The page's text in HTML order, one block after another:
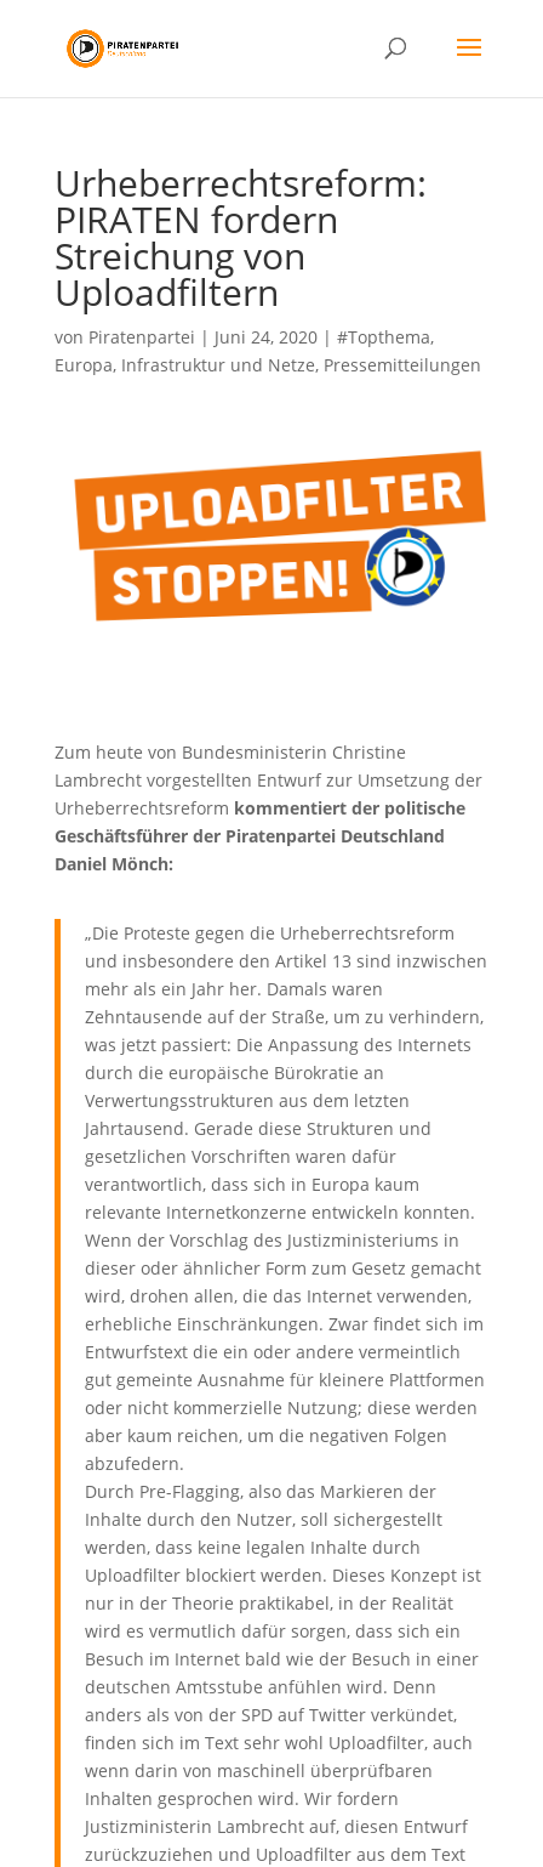
Urheberrechtsreform:
PIRATEN fordern
Streichung von
Uploadfiltern
von Piratenpartei | Juni 24, 2020| #Topthema,
Europa, Infrastruktur und Netze, Pressemitteilungen
Zum heute von Bundesministerin Christine
Lambrecht vorgestellten Entwurf zur Umsetzung der
Urheberrechtsreform kommentiert der politische
Geschäftsführer der Piratenpartei Deutschland
Daniel Mönch:
„Die Proteste gegen die Urheberrechtsreform
und insbesondere den Artikel 13 sind inzwischen
mehr als ein Jahr her. Damals waren
Zehntausende auf der Straße, um zu verhindern,
was jetzt passiert: Die Anpassung des Internets
durch die europäische Bürokratie an
Verwertungsstrukturen aus dem letzten
Jahrtausend. Gerade diese Strukturen und
gesetzlichen Vorschriften waren dafür
verantwortlich, dass sich in Europa kaum
relevante Internetkonzerne entwickeln konnten.
Wenn der Vorschlag des Justizministeriums in
dieser oder ähnlicher Form zum Gesetz gemacht
wird, drohen allen, die das Internet verwenden,
erhebliche Einschränkungen. Zwar findet sich im
Entwurfstext die ein oder andere vermeintlich
gut gemeinte Ausnahme für kleinere Plattformen
oder nicht kommerzielle Nutzung; diese werden
aber kaum reichen, um die negativen Folgen
abzufedern.
Durch Pre-Flagging, also das Markieren der
Inhalte durch den Nutzer, soll sichergestellt
werden, dass keine legalen Inhalte durch
Uploadfilter blockiert werden. Dieses Konzept ist
nur in der Theorie praktikabel, in der Realität
wird es vermutlich dafür sorgen, dass sich ein
Besuch im Internet bald wie der Besuch in einer
deutschen Amtsstube anfühlen wird. Denn
anders als von der SPD auf Twitter verkündet,
finden sich im Text sehr wohl Uploadfilter, auch
wenn darin von maschinell überprüfbaren
Inhalten gesprochen wird. Wir fordern
Justizministerin Lambrecht auf, diesen Entwurf
zurückzuziehen und Uploadfilter aus dem Text